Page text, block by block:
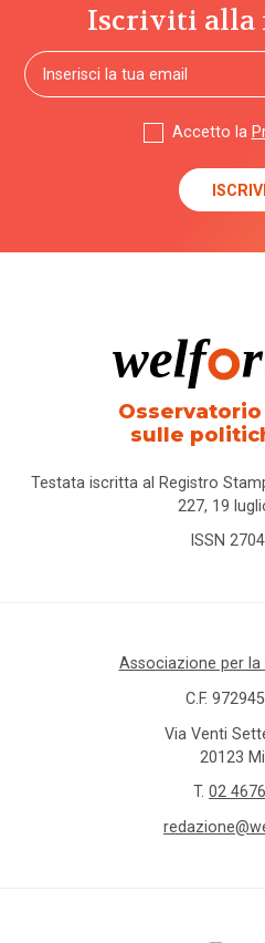
Iscriviti alla
Accetto la
sulle
Testata iscritta al Registro
227, 19
ISSN
Associazione per la
C.F.
Via Venti
20123
T. 02